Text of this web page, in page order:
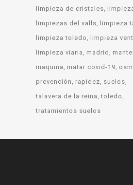
limpieza de cristales
limpiezas del valls
limpieza
limpieza toledo
limpieza
limpieza viaria
madrid
maquina
matar covid-19
prevención
rapidez suelos
talavera de la reina toledo
tratamientos suelos